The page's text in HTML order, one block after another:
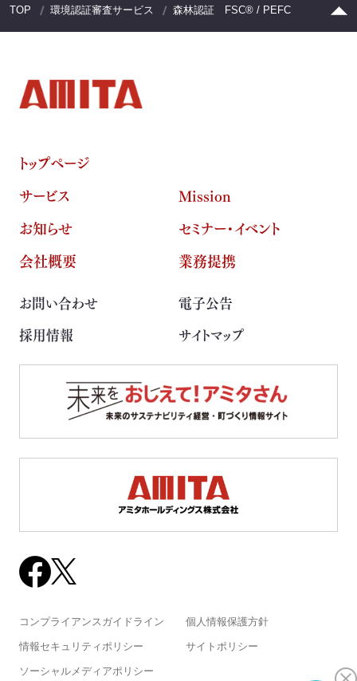
TOP 環境認証審査サービス 森林認証 FSC® / PEFC
トップページ
サービス
Mission
お知らせ
セミナー・イベント
会社概要
業務提携
お問い合わせ
電子公告
採用情報
サイトマップ
コンプライアンスガイドライン 個人情報保護方針
情報セキュリティポリシー サイトポリシー
ソーシャルメディアポリシー